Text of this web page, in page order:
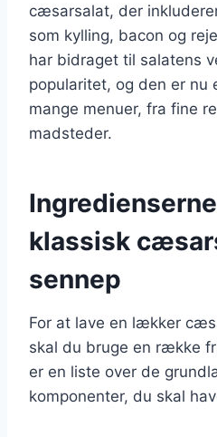
cæsarsalat, der
som kylling, bacon og
har bidraget til salatens
popularitet, og den er nu
mange menuer, fra fine
madsteder.
klassisk
sennep
For at lave en lækker
skal du bruge en række
er en liste over de
komponenter, du skal